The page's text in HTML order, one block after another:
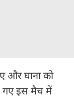
और घाना को
गए इस मैच में